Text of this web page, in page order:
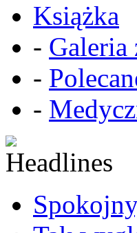
Książka
- Galeria
-
-